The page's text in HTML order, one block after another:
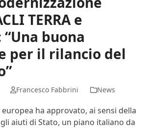
TERRA e
“Una buona
per il rilancio del
Francesco Fabbrini News
ha approvato, ai sensi della
aiuti di Stato, un piano italiano da